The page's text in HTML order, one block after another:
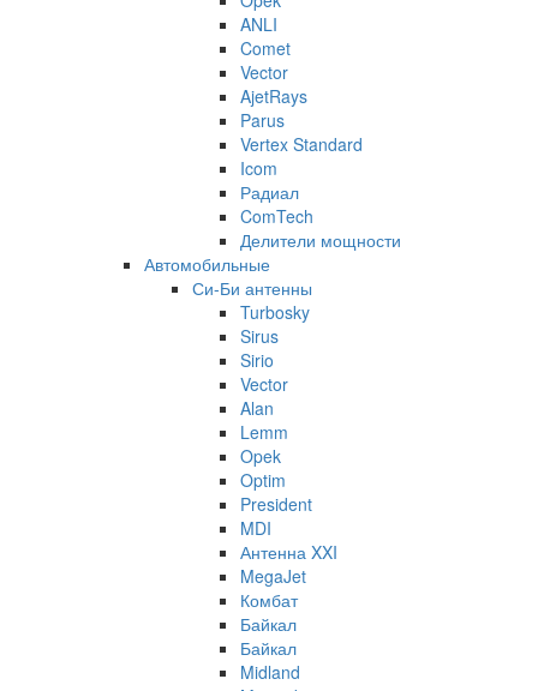
ANLI
Comet
Vector
AjetRays
Parus
Vertex Standard
Icom
Радиал
ComTech
Делители мощности
Автомобильные
Си-Би антенны
Turbosky
Sirus
Sirio
Vector
Alan
Lemm
Opek
Optim
President
MDI
Антенна XXI
MegaJet
Комбат
Байкал
Байкал
Midland